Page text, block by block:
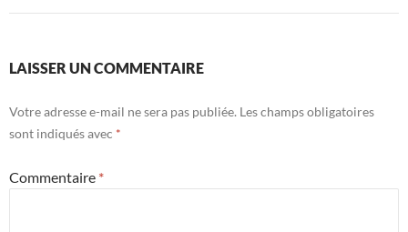
LAISSER UN COMMENTAIRE
Votre adresse e-mail ne sera pas publiée. Les champs obligatoires
sont indiqués avec *
Commentaire *